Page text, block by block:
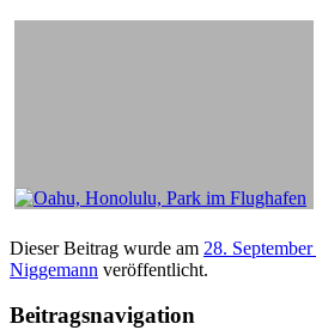
Dieser Beitrag wurde am 28.
Niggemann veröffentlicht.
Beitragsnavigation